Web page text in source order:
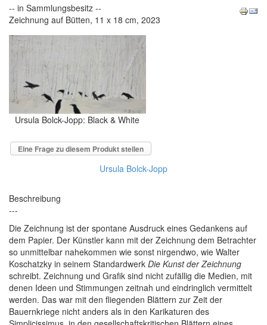
-- in Sammlungsbesitz --
Zeichnung auf Bütten, 11 x 18 cm, 2023
Ursula Bolck-Jopp: Black & White
Eine Frage zu diesem Produkt stellen
Ursula Bolck-Jopp
Beschreibung
---
Die Zeichnung ist der spontane Ausdruck eines Gedankens auf
dem Papier. Der Künstler kann mit der Zeichnung dem Betrachter
so unmittelbar nahekommen wie sonst nirgendwo, wie Walter
Koschatzky in seinem Standardwerk Die Kunst der Zeichnung
schreibt. Zeichnung und Grafik sind nicht zufällig die Medien, mit
denen Ideen und Stimmungen zeitnah und eindringlich vermittelt
werden. Das war mit den fliegenden Blättern zur Zeit der
Bauernkriege nicht anders als in den Karikaturen des